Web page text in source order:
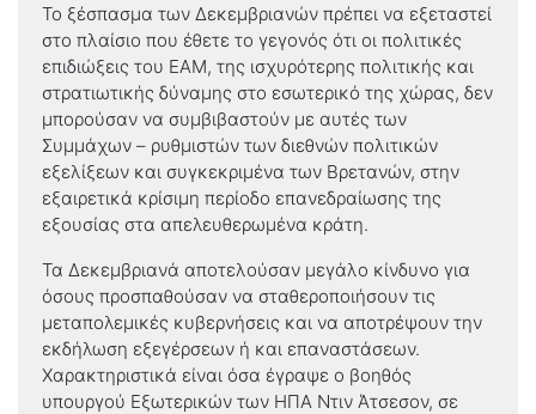
Το ξέσπασμα των Δεκεμβριανών πρέπει να εξεταστεί
στο πλαίσιο που έθετε το γεγονός ότι οι πολιτικές
επιδιώξεις του ΕΑΜ, της ισχυρότερης πολιτικής και
στρατιωτικής δύναμης στο εσωτερικό της χώρας, δεν
μπορούσαν να συμβιβαστούν με αυτές των
Συμμάχων – ρυθμιστών των διεθνών πολιτικών
εξελίξεων και συγκεκριμένα των Βρετανών, στην
εξαιρετικά κρίσιμη περίοδο επανεδραίωσης της
εξουσίας στα απελευθερωμένα κράτη.
Τα Δεκεμβριανά αποτελούσαν μεγάλο κίνδυνο για
όσους προσπαθούσαν να σταθεροποιήσουν τις
μεταπολεμικές κυβερνήσεις και να αποτρέψουν την
εκδήλωση εξεγέρσεων ή και επαναστάσεων.
Χαρακτηριστικά είναι όσα έγραψε ο βοηθός
υπουργού Εξωτερικών των ΗΠΑ Ντιν Άτσεσον, σε